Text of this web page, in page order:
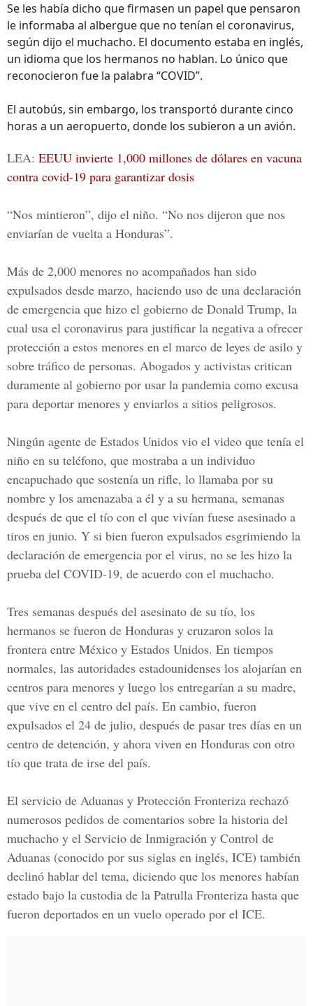
Se les había dicho que firmasen un papel que pensaron
le informaba al albergue que no tenían el coronavirus,
según dijo el muchacho. El documento estaba en inglés,
un idioma que los hermanos no hablan. Lo único que
reconocieron fue la palabra “COVID”.
El autobús, sin embargo, los transportó durante cinco
horas a un aeropuerto, donde los subieron a un avión.
LEA: EEUU invierte 1,000 millones de dólares en vacuna
contra covid-19 para garantizar dosis
“Nos mintieron”, dijo el niño. “No nos dijeron que nos
enviarían de vuelta a Honduras”.
Más de 2,000 menores no acompañados han sido
expulsados desde marzo, haciendo uso de una declaración
de emergencia que hizo el gobierno de Donald Trump, la
cual usa el coronavirus para justificar la negativa a ofrecer
protección a estos menores en el marco de leyes de asilo y
sobre tráfico de personas. Abogados y activistas critican
duramente al gobierno por usar la pandemia como excusa
para deportar menores y enviarlos a sitios peligrosos.
Ningún agente de Estados Unidos vio el video que tenía el
niño en su teléfono, que mostraba a un individuo
encapuchado que sostenía un rifle, lo llamaba por su
nombre y los amenazaba a él y a su hermana, semanas
después de que el tío con el que vivían fuese asesinado a
tiros en junio. Y si bien fueron expulsados esgrimiendo la
declaración de emergencia por el virus, no se les hizo la
prueba del COVID-19, de acuerdo con el muchacho.
Tres semanas después del asesinato de su tío, los
hermanos se fueron de Honduras y cruzaron solos la
frontera entre México y Estados Unidos. En tiempos
normales, las autoridades estadounidenses los alojarían en
centros para menores y luego los entregarían a su madre,
que vive en el centro del país. En cambio, fueron
expulsados el 24 de julio, después de pasar tres días en un
centro de detención, y ahora viven en Honduras con otro
tío que trata de irse del país.
El servicio de Aduanas y Protección Fronteriza rechazó
numerosos pedidos de comentarios sobre la historia del
muchacho y el Servicio de Inmigración y Control de
Aduanas (conocido por sus siglas en inglés, ICE) también
declinó hablar del tema, diciendo que los menores habían
estado bajo la custodia de la Patrulla Fronteriza hasta que
fueron deportados en un vuelo operado por el ICE.